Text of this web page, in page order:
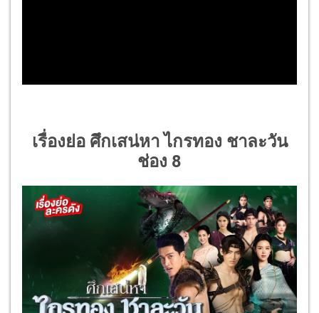
เรื่องย่อ ศึกเสน่หา ไกรทอง ชาละวัน
ช่อง 8